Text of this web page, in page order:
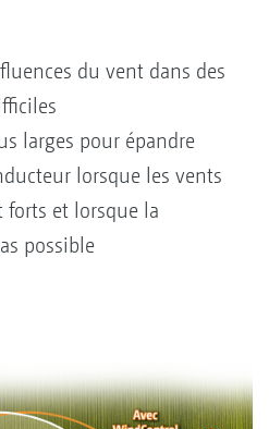
du vent dans des
larges pour épandre
lorsque les vents
et lorsque la
possible